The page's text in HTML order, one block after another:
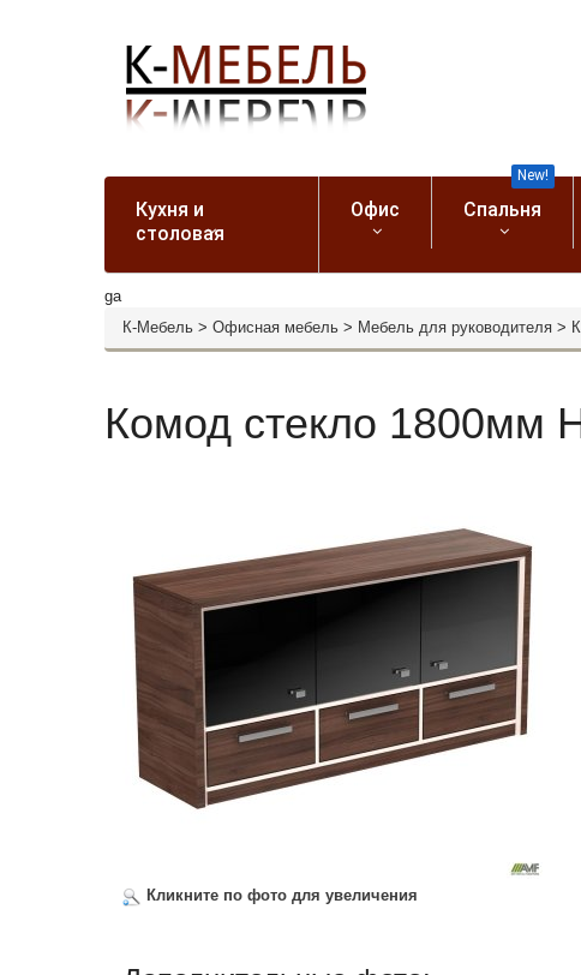
Кухня и
столовая
Офис Спальня
New!
ga
К-Мебель > Офисная мебель > Мебель для руководителя >
Комод стекло 1800мм
Кликните по фото для увеличения